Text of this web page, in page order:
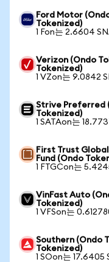
Ford Motor
Tokenized)
1 Fon는 2.6604
Verizon (Ondo
Tokenized)
1 VZon는 9.0842
Strive Preferred
Tokenized)
1 SATAon는
First Trust
Fund (Ondo
1 FTGCon는
VinFast Auto
Tokenized)
1 VFSon는
Southern (Ondo
Tokenized)
1 SOon는 17.6405